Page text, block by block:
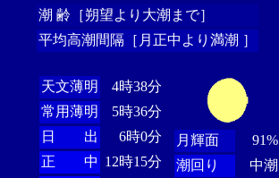
潮 齢［朔望より大潮まで］
平均高潮間隔［月正中より満潮 ］
天文薄明
4時38分
常用薄明
5時36分
日 出
6時0分
正 中 12時15分
月輝面
91%
潮回り
中潮